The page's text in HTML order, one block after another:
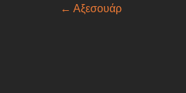
← Αξεσουάρ